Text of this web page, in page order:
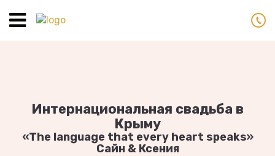
Toggle
Интернациональная свадьба в
Крыму
«The language that every heart speaks»
Сайн & Ксения